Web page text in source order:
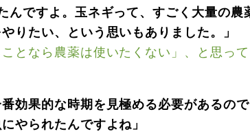
んですよ。玉ネギって、すごく大量の農
りたい、という思いもありました。」
となら農薬は使いたくない」、と思っ
番効果的な時期を見極める必要があるの
やられたんですよね」